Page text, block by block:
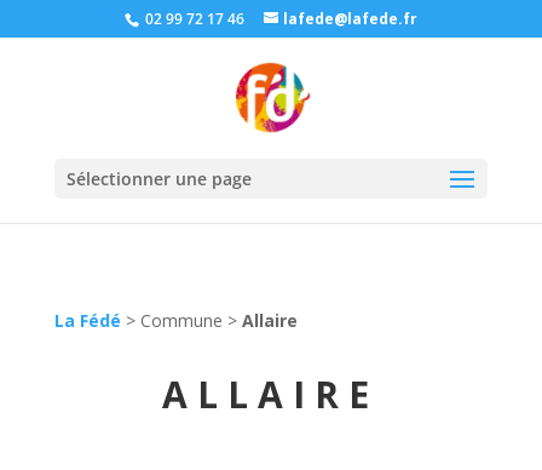
02 99 72 17 46 lafede@lafede.fr
Sélectionner une page
La Fédé > Commune > Allaire
ALLAIRE